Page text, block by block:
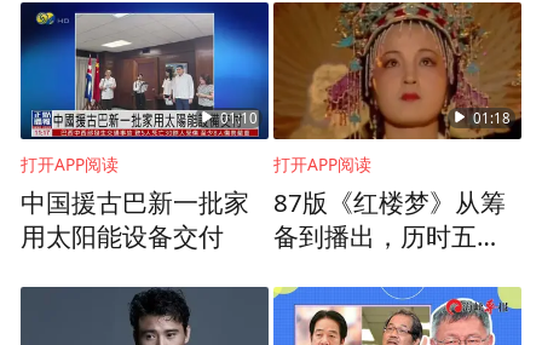
01:10
打开APP阅读
中国援古巴新一批家
用太阳能设备交付
01:18
打开APP阅读
87版《红楼梦》从筹
备到播出，历时五年
个省市取景